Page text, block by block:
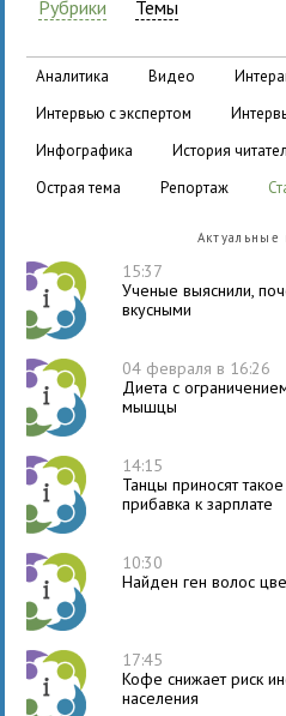
Рубрики Темы
аналитика видео
интервью с экспертом
инфографика
история
острая тема
репортаж
Актуальные
15:37
Ученые выяснили,
вкусными
04 февраля в 16:26
Диета с
мышцы
14:15
Танцы приносят
прибавка к зарплате
10:30
Найден ген волос
17:45
Кофе снижает риск
населения